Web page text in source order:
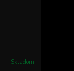
Skladom